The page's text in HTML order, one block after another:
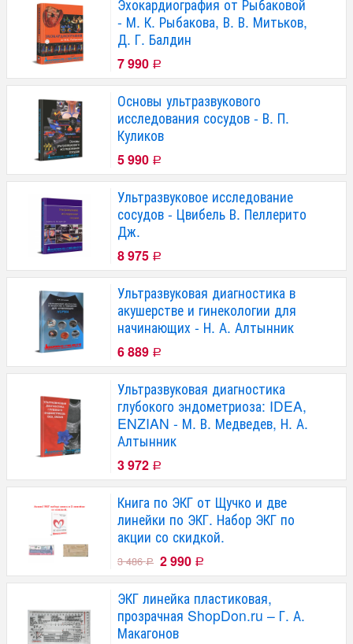
Эхокардиография от Рыбаковой
- М. К. Рыбакова, В. В. Митьков,
Д. Г. Балдин
7 990 Р
Основы ультразвукового
исследования сосудов - В. П.
Куликов
5 990 Р
Ультразвуковое исследование
сосудов - Цвибель В. Пеллерито
Дж.
8 975 Р
Ультразвуковая диагностика в
акушерстве и гинекологии для
начинающих - Н. А. Алтынник
6 889 Р
Ультразвуковая диагностика
глубокого эндометриоза: IDEA,
ENZIAN - М. В. Медведев, Н. А.
Алтынник
3 972 Р
Книга по ЭКГ от Щучко и две
линейки по ЭКГ. Набор ЭКГ по
акции со скидкой.
3 486Р 2 990 Р
ЭКГ линейка пластиковая,
прозрачная ShopDon.ru – Г. А.
Макагонов